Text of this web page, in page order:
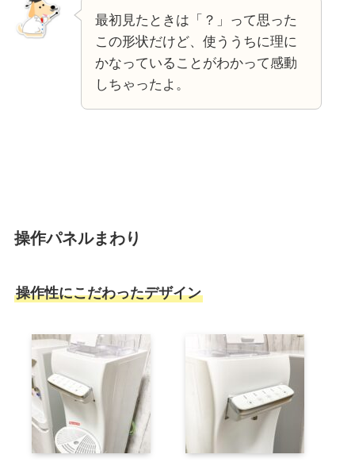
最初見たときは「？」って思った
この形状だけど、使ううちに理に
かなっていることがわかって感動
しちゃったよ。
操作パネルまわり
操作性にこだわったデザイン